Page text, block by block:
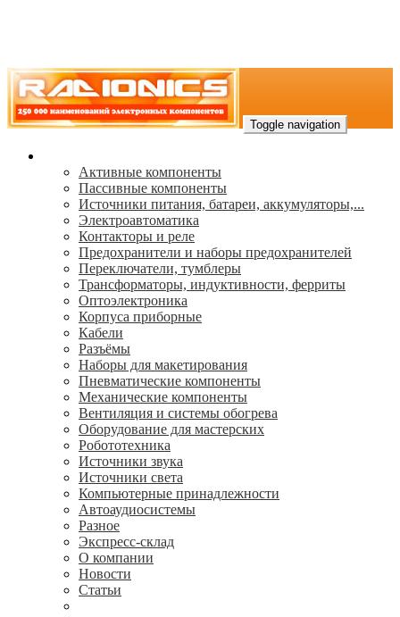
Toggle navigation
Активные компоненты
Пассивные компоненты
Источники питания, батареи, аккумуляторы,...
Электроавтоматика
Контакторы и реле
Предохранители и наборы предохранителей
Переключатели, тумблеры
Трансформаторы, индуктивности, ферриты
Oптоэлектроника
Корпуса приборные
Кабели
Разъёмы
Наборы для макетирования
Пневматические компоненты
Механические компоненты
Вентиляция и системы обогрева
Оборудование для мастерских
Робототехника
Источники звука
Источники света
Компьютерные принадлежности
Автоаудиосистемы
Разное
Экспресс-склад
О компании
Новости
Статьи